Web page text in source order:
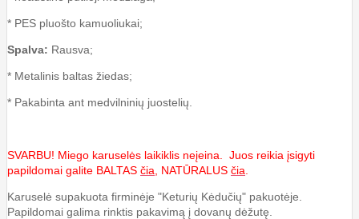
* PES pluošto kamuoliukai;
Spalva: Rausva;
* Metalinis baltas žiedas;
* Pakabinta ant medvilninių juostelių.
SVARBU! Miego karuselės laikiklis neįeina. Juos reikia įsigyti
papildomai galite BALTAS čia , NATŪRALUS čia
Karuselė supakuota firminėje "Keturių Kėdučių" pakuotėje.
Papildomai galima rinktis pakavimą į dovanų dėžutę.